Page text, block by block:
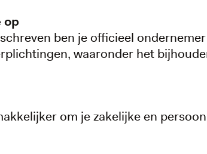
op
ben je officieel
waaronder het
om je zakelijke en